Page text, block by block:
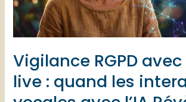
de
la
honte
à
l’ère
digitale
Vigilance RGPD
live : quand les